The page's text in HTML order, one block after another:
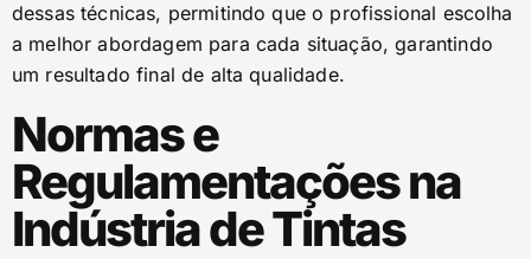
dessas técnicas, permitindo que o profissional escolha
a melhor abordagem para cada situação, garantindo
um resultado final de alta qualidade.
Normas e
Regulamentações na
Indústria de Tintas